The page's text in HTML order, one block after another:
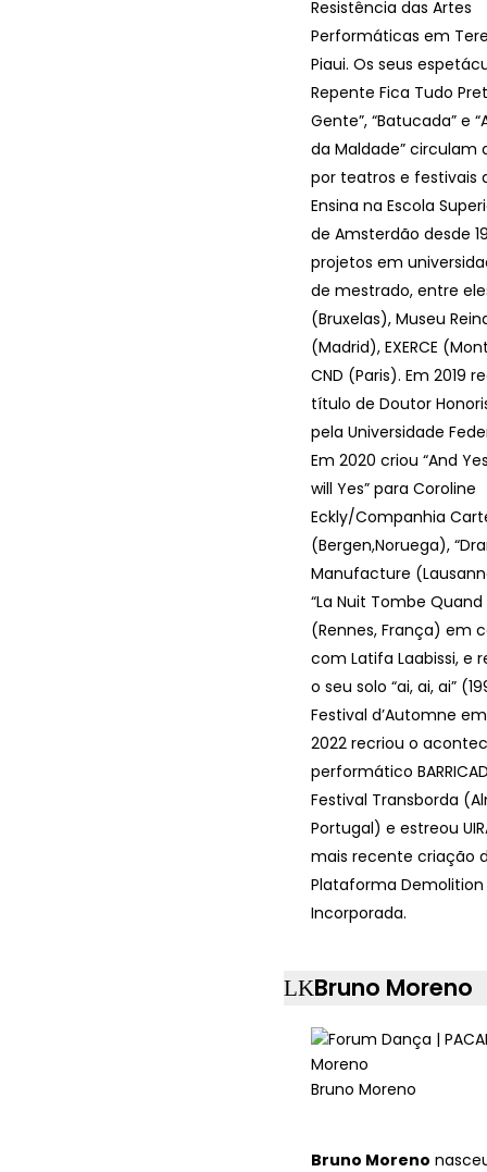
Resistência das Artes
Performáticas em
Piaui. Os seus
Repente Fica Tudo
Gente”, “Batucada” e
da Maldade”
por teatros e festivais
Ensina na Escola
de Amsterdão desde
projetos em
de mestrado, entre
(Bruxelas), Museu
(Madrid), EXERCE
CND (Paris). Em 2019
título de Doutor
pela Universidade
Em 2020 criou “And
will Yes” para Coroline
Eckly/Companhia
(Bergen,Noruega),
Manufacture
“La Nuit Tombe Quand
(Rennes, França) em
com Latifa Laabissi, e
o seu solo “ai, ai, ai”
Festival d’Automne
2022 recriou o
performático
Festival Transborda
Portugal) e estreou
mais recente criação
Plataforma Demolition
Incorporada.
Bruno Moreno
Bruno Moreno
Bruno Moreno